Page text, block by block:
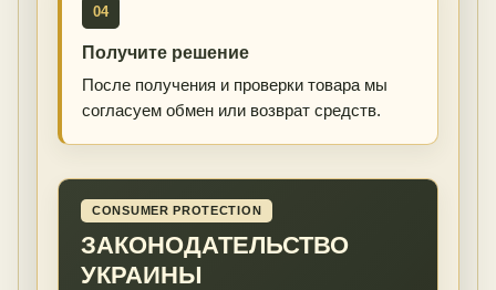
04
Получите решение
После получения и проверки товара мы
согласуем обмен или возврат средств.
CONSUMER PROTECTION
ЗАКОНОДАТЕЛЬСТВО
УКРАИНЫ